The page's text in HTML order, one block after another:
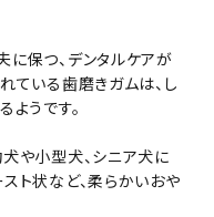
保つ、デンタルケアが
ている歯磨きガムは、し
ようです。
や小型犬、シニア犬に
ト状など、柔らかいおや